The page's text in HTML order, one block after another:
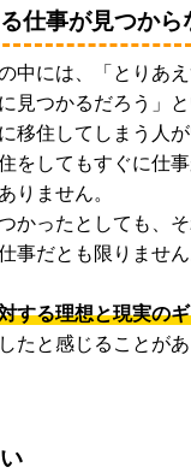
仕事が見つから
中には、「とりあ
見つかるだろう」
移住してしまう人が
をしてもすぐに仕
りません。
かったとしても、
事だとも限りません
する理想と現実の
たと感じることがあ